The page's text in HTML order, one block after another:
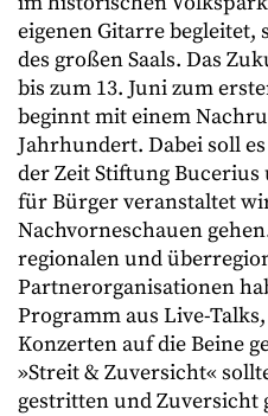
eigenen Gitarre
des großen Saals. Das
bis zum 13. Juni zum
beginnt mit einem
Jahrhundert. Dabei soll
der Zeit Stiftung
für Bürger veranstaltet
Nachvorneschauen
regionalen und
Partnerorganisationen
Programm aus Live-
Konzerten auf die Beine
»Streit & Zuversicht«
gestritten und Zuversicht